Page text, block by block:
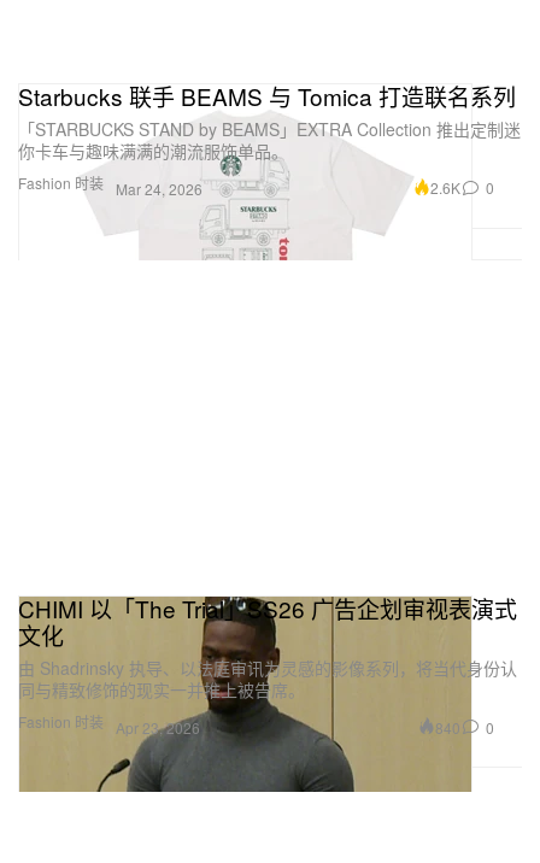
Fashion 时装
Starbucks 联手 BEAMS 与 Tomica 打造联名系列
「STARBUCKS STAND by BEAMS」EXTRA Collection 推出定制迷
你卡车与趣味满满的潮流服饰单品。
Mar 24, 2026 2.6K 0
Fashion 时装
CHIMI 以「The Trial」SS26 广告企划审视表演式
文化
由 Shadrinsky 执导、以法庭审讯为灵感的影像系列，将当代身份认
同与精致修饰的现实一并推上被告席。
Apr 23, 2026 840 0